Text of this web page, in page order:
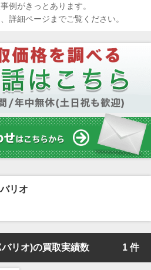
例がきっとあります。
詳細ページまでご覧ください。
リオ
リオ)の買取実績数 1 件